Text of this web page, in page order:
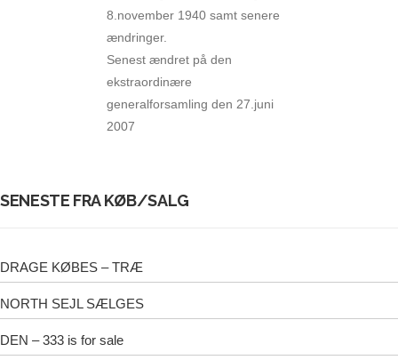
8.november 1940 samt senere
ændringer.
Senest ændret på den
ekstraordinære
generalforsamling den 27.juni
2007
SENESTE FRA KØB/SALG
DRAGE KØBES – TRÆ
NORTH SEJL SÆLGES
DEN – 333 is for sale